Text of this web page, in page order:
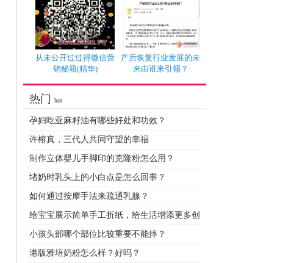
从未公开过过得微信营
销秘籍(精华)
产后恢复行业发展的未
来由谁来引领？
热门 hot
孕妇吃亚麻籽油有哪些好处和功效？
许榕真，三代人共同守望的幸福
制作立体婴儿手脚印的克隆粉怎么用？
堵奶时乳头上的小白点是怎么回事？
如何通过按摩手法来疏通乳腺？
给宝宝展示简单手工折纸，给生活增添更多创
小孩头部哪个部位比较重要不能摔？
港版雅培奶粉怎么样？好吗？